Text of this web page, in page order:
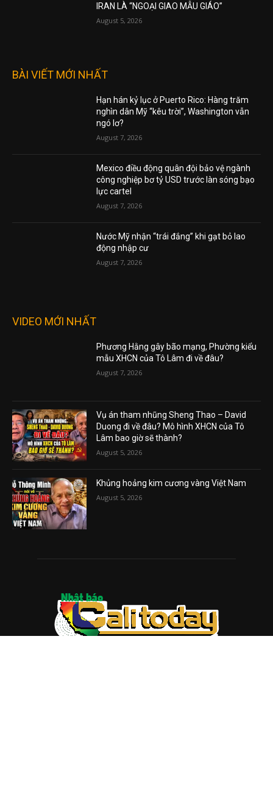
IRAN LÀ “NGOẠI GIAO MẪU GIÁO”
August 5, 2026
BÀI VIẾT MỚI NHẤT
Hạn hán kỷ lục ở Puerto Rico: Hàng trăm
nghìn dân Mỹ “kêu trời”, Washington vẫn
ngó lơ?
August 7, 2026
Mexico điều động quân đội bảo vệ ngành
công nghiệp bơ tỷ USD trước làn sóng bạo
lực cartel
August 7, 2026
Nước Mỹ nhận “trái đắng” khi gạt bỏ lao
động nhập cư
August 7, 2026
VIDEO MỚI NHẤT
Phương Hằng gây bão mạng, Phường kiểu
mẫu XHCN của Tô Lâm đi về đâu?
August 7, 2026
Vụ án tham nhũng Sheng Thao – David
Duong đi về đâu? Mô hình XHCN của Tô
Lâm bao giờ sẽ thành?
August 5, 2026
Khủng hoảng kim cương vàng Việt Nam
August 5, 2026